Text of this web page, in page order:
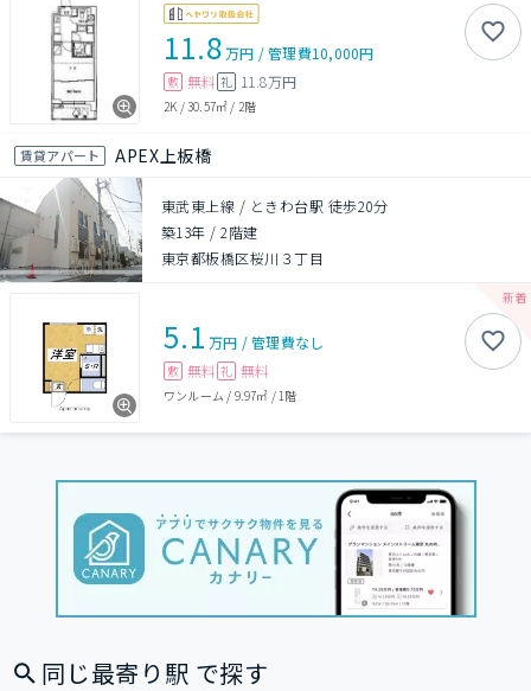
11.8万円 /管理費10,000円
敷 無料 礼 11.8万円
2K /30.57㎡ / 2階
賃貸アパート APEX上板橋
東武東上線 / ときわ台駅 徒歩20分
築13年 /2階建
東京都板橋区桜川３丁目
5.1 万円 /管理費なし
敷 無料 礼 無料
ワンルーム / 9.97㎡ / 1階
同じ最寄り駅 で探す